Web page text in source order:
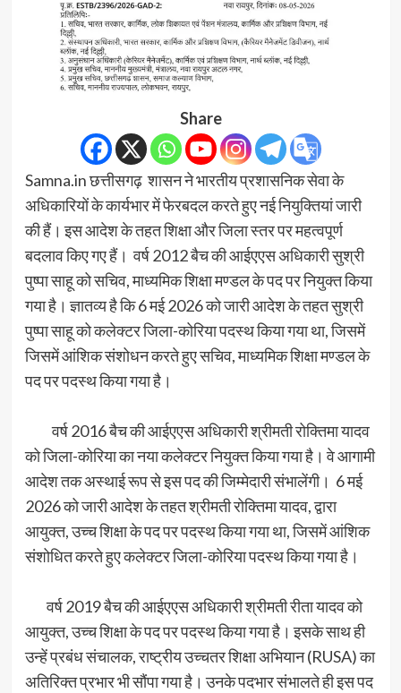
Share
Samna.in छत्तीसगढ़ शासन ने भारतीय प्रशासनिक सेवा के
अधिकारियों के कार्यभार में फेरबदल करते हुए नई नियुक्तियां जारी
की हैं। इस आदेश के तहत शिक्षा और जिला स्तर पर महत्वपूर्ण
बदलाव किए गए हैं। वर्ष 2012 बैच की आईएएस अधिकारी सुश्री
पुष्पा साहू को सचिव, माध्यमिक शिक्षा मण्डल के पद पर नियुक्त किया
गया है। ज्ञातव्य है कि 6 मई 2026 को जारी आदेश के तहत सुश्री
पुष्पा साहू को कलेक्टर जिला-कोरिया पदस्थ किया गया था, जिसमें
जिसमें आंशिक संशोधन करते हुए सचिव, माध्यमिक शिक्षा मण्डल के
पद पर पदस्थ किया गया है।
वर्ष 2016 बैच की आईएएस अधिकारी श्रीमती रोक्तिमा यादव
को जिला-कोरिया का नया कलेक्टर नियुक्त किया गया है। वे आगामी
आदेश तक अस्थाई रूप से इस पद की जिम्मेदारी संभालेंगी। 6 मई
2026 को जारी आदेश के तहत श्रीमती रोक्तिमा यादव, द्वारा
आयुक्त, उच्च शिक्षा के पद पर पदस्थ किया गया था, जिसमें आंशिक
संशोधित करते हुए कलेक्टर जिला-कोरिया पदस्थ किया गया है।
वर्ष 2019 बैच की आईएएस अधिकारी श्रीमती रीता यादव को
आयुक्त, उच्च शिक्षा के पद पर पदस्थ किया गया है। इसके साथ ही
उन्हें प्रबंध संचालक, राष्ट्रीय उच्चतर शिक्षा अभियान (RUSA) का
अतिरिक्त प्रभार भी सौंपा गया है। उनके पदभार संभालते ही इस पद